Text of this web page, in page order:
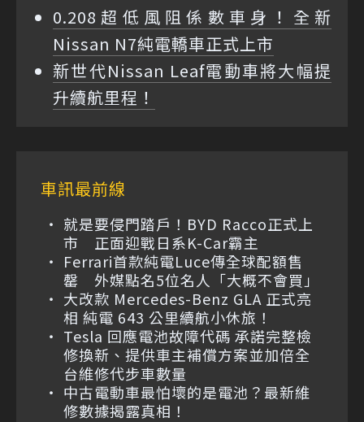
0.208超低風阻係數車身！全新
Nissan N7純電轎車正式上市
新世代Nissan Leaf電動車將大幅提
升續航里程！
車訊最前線
就是要侵門踏戶！BYD Racco正式上
市 正面迎戰日系K-Car霸主
Ferrari首款純電Luce傳全球配額售
罄 外媒點名5位名人「大概不會買」
大改款 Mercedes-Benz GLA 正式亮
相 純電 643 公里續航小休旅！
Tesla 回應電池故障代碼 承諾完整檢
修換新、提供車主補償方案並加倍全
台維修代步車數量
中古電動車最怕壞的是電池？最新維
修數據揭露真相！